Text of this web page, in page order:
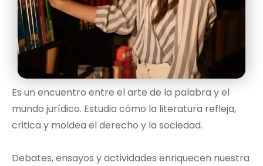
Es un encuentro entre el arte de la palabra y el
mundo jurídico. Estudia cómo la literatura refleja,
critica y moldea el derecho y la sociedad.
Debates, ensayos y actividades enriquecen nuestra